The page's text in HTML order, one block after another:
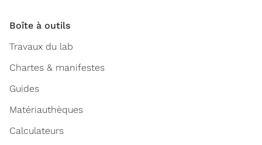
Boîte à outils
Travaux du lab
Chartes & manifestes
Guides
Matériauthèques
Calculateurs